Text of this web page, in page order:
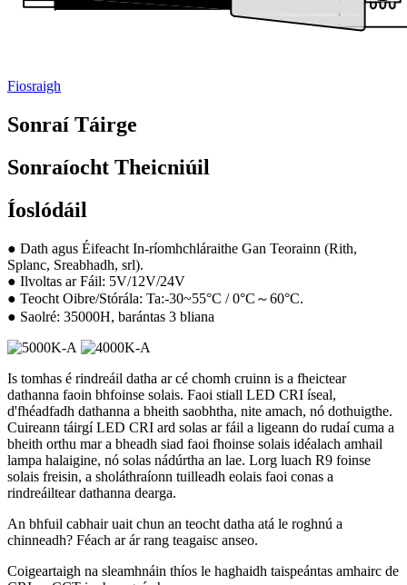
Fiosraigh
Sonraí Táirge
Sonraíocht Theicniúil
Íoslódáil
● Dath agus Éifeacht In-ríomhchláraithe Gan Teorainn (Rith,
Splanc, Sreabhadh, srl).
● Ilvoltas ar Fáil: 5V/12V/24V
● Teocht Oibre/Stórála: Ta:-30~55°C / 0°C～60°C.
● Saolré: 35000H, barántas 3 bliana
Is tomhas é rindreáil datha ar cé chomh cruinn is a fheictear
dathanna faoin bhfoinse solais. Faoi stiall LED CRI íseal,
d'fhéadfadh dathanna a bheith saobhtha, nite amach, nó dothuigthe.
Cuireann táirgí LED CRI ard solas ar fáil a ligeann do rudaí cuma a
bheith orthu mar a bheadh ​​​​siad faoi fhoinse solais idéalach amhail
lampa halaigine, nó solas nádúrtha an lae. Lorg luach R9 foinse
solais freisin, a sholáthraíonn tuilleadh eolais faoi conas a
rindreáiltear dathanna dearga.
An bhfuil cabhair uait chun an teocht datha atá le roghnú a
chinneadh? Féach ar ár rang teagaisc anseo.
Coigeartaigh na sleamhnáin thíos le haghaidh taispeántas amhairc de